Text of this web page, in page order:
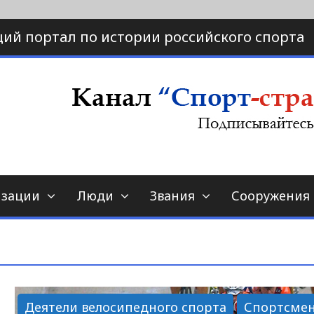
портал по истории российского спорта
страна.ру
по истории спорта
Люди Звания Сооружения
Деятели велосипедного спорта